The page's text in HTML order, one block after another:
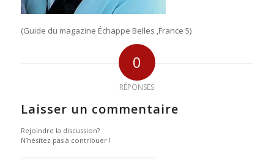
(Guide du magazine Échappe Belles ,France 5)
0
RÉPONSES
Laisser un commentaire
Rejoindre la discussion?
N’hésitez pas à contribuer !